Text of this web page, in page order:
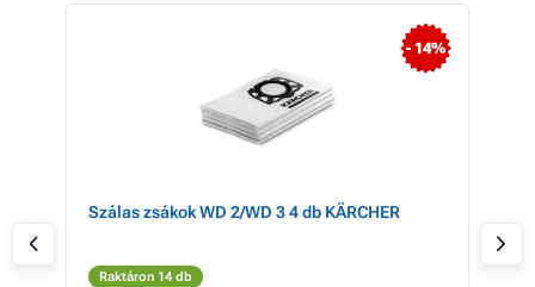
- 14%
Szálas zsákok WD 2/WD 3 4 db KÄRCHER
Raktáron 14 db